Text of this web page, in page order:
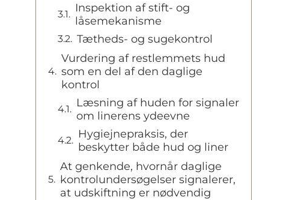
Inspektion af stift- og
låsemekanisme
Tætheds- og sugekontrol
Vurdering af restlemmets hud
som en del af den daglige
kontrol
Læsning af huden for signaler
om linerens ydeevne
Hygiejnepraksis, der
beskytter både hud og liner
At genkende, hvornår daglige
kontrolundersøgelser signalerer,
at udskiftning er nødvendig